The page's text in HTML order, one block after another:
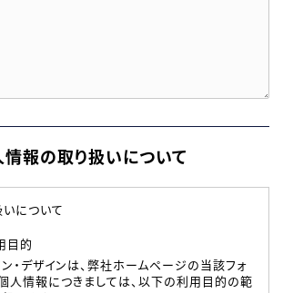
報の取り扱いについて
について
目的
・デザインは、弊社ホームページの当該フォ
人情報につきましては、以下の利用目的の範